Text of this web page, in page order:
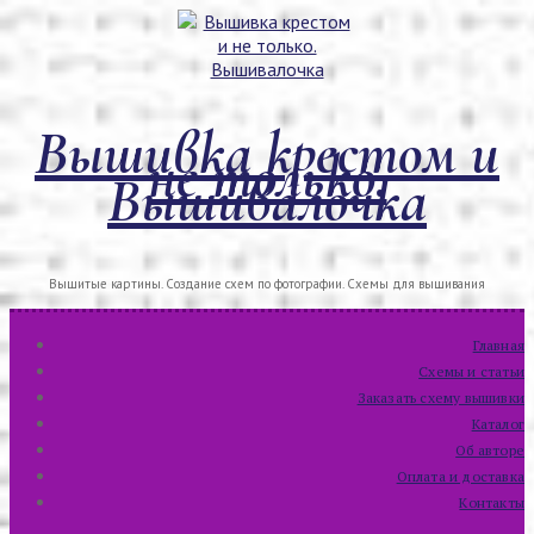
Перейти
Меню
Закрыть
Вышивка крестом и
не только.
Вышивалочка
Вышитые картины. Создание схем по фотографии. Схемы для вышивания
Главная
Схемы и статьи
Заказать схему вышивки
Каталог
Об авторе
Оплата и доставка
Контакты